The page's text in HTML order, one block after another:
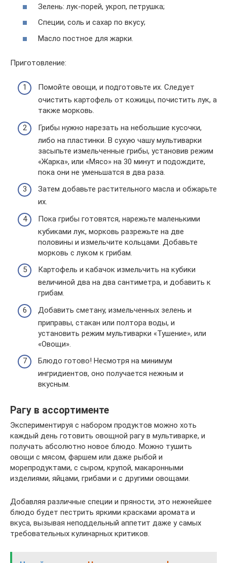
Зелень: лук-порей, укроп, петрушка;
Специи, соль и сахар по вкусу;
Масло постное для жарки.
Приготовление:
Помойте овощи, и подготовьте их. Следует
очистить картофель от кожицы, почистить лук, а
также морковь.
Грибы нужно нарезать на небольшие кусочки,
либо на пластинки. В сухую чашу мультиварки
засыпьте измельченные грибы, установив режим
«Жарка», или «Мясо» на 30 минут и подождите,
пока они не уменьшатся в два раза.
Затем добавьте растительного масла и обжарьте
их.
Пока грибы готовятся, нарежьте маленькими
кубиками лук, морковь разрежьте на две
половины и измельчите кольцами. Добавьте
морковь с луком к грибам.
Картофель и кабачок измельчить на кубики
величиной два на два сантиметра, и добавить к
грибам.
Добавить сметану, измельченных зелень и
приправы, стакан или полтора воды, и
установить режим мультиварки «Тушение», или
«Овощи».
Блюдо готово! Несмотря на минимум
ингридиентов, оно получается нежным и
вкусным.
Рагу в ассортименте
Экспериментируя с набором продуктов можно хоть
каждый день готовить овощной рагу в мультиварке, и
получать абсолютно новое блюдо. Можно тушить
овощи с мясом, фаршем или даже рыбой и
морепродуктами, с сыром, крупой, макаронными
изделиями, яйцами, грибами и с другими овощами.
Добавляя различные специи и пряности, это нежнейшее
блюдо будет пестрить яркими красками аромата и
вкуса, вызывая неподдельный аппетит даже у самых
требовательных кулинарных критиков.